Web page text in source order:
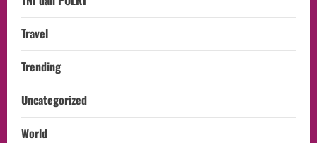
Travel
Trending
Uncategorized
World